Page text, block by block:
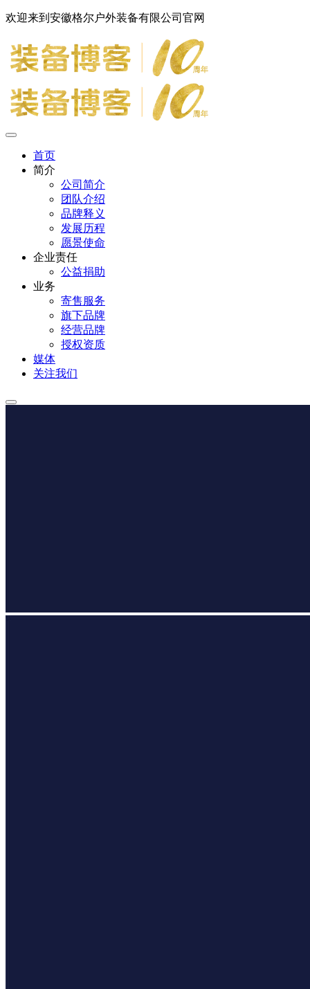
欢迎来到安徽格尔户外装备有限公司官网
首页
简介
公司简介
团队介绍
品牌释义
发展历程
愿景使命
企业责任
公益捐助
业务
寄售服务
旗下品牌
经营品牌
授权资质
媒体
关注我们